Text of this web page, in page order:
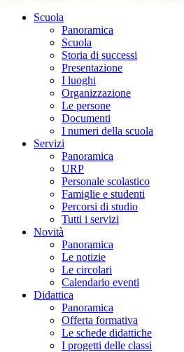
Scuola
Panoramica
Scuola
Storia di successi
Presentazione
I luoghi
Organizzazione
Le persone
Documenti
I numeri della scuola
Servizi
Panoramica
URP
Personale scolastico
Famiglie e studenti
Percorsi di studio
Tutti i servizi
Novità
Panoramica
Le notizie
Le circolari
Calendario eventi
Didattica
Panoramica
Offerta formativa
Le schede didattiche
I progetti delle classi